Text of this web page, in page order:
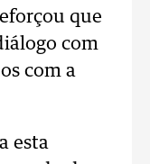
que
com
com a
esta